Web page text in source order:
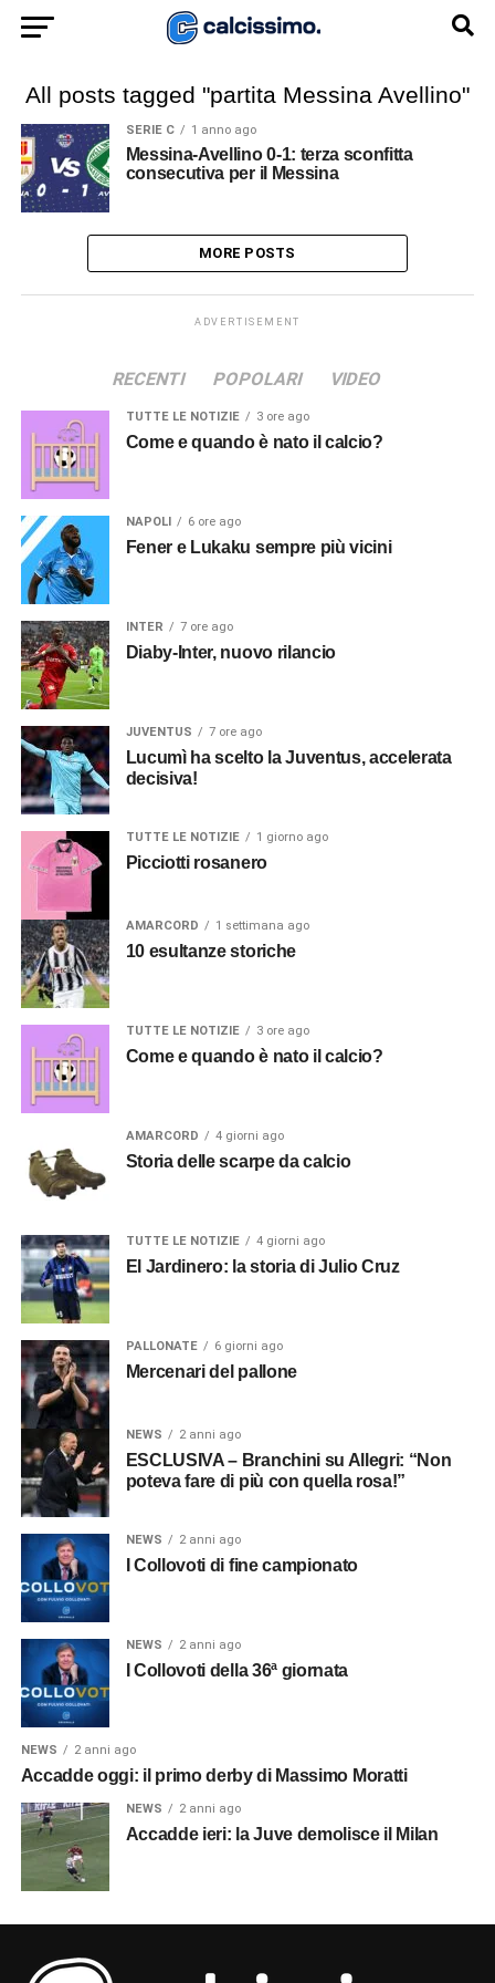
All posts tagged "partita Messina Avellino"
SERIE C 1 anno ago
Messina-Avellino 0-1: terza sconfitta
consecutiva per il Messina
MORE POSTS
ADVERTISEMENT
RECENTI POPOLARI VIDEO
TUTTE LE NOTIZIE 3 ore ago
Come e quando è nato il calcio?
NAPOLI 6 ore ago
Fener e Lukaku sempre più vicini
INTER 7 ore ago
Diaby-Inter, nuovo rilancio
JUVENTUS 7 ore ago
Lucumì ha scelto la Juventus, accelerata
decisiva!
TUTTE LE NOTIZIE 1 giorno ago
Picciotti rosanero
AMARCORD 1 settimana ago
10 esultanze storiche
TUTTE LE NOTIZIE 3 ore ago
Come e quando è nato il calcio?
AMARCORD 4 giorni ago
Storia delle scarpe da calcio
TUTTE LE NOTIZIE 4 giorni ago
El Jardinero: la storia di Julio Cruz
PALLONATE 6 giorni ago
Mercenari del pallone
NEWS 2 anni ago
ESCLUSIVA – Branchini su Allegri: “Non
poteva fare di più con quella rosa!”
NEWS 2 anni ago
I Collovoti di fine campionato
NEWS 2 anni ago
I Collovoti della 36ª giornata
NEWS 2 anni ago
Accadde oggi: il primo derby di Massimo Moratti
NEWS 2 anni ago
Accadde ieri: la Juve demolisce il Milan